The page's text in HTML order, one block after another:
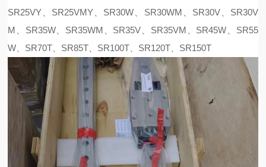
SR25VY、SR25VMY、SR30W、SR30WM、SR30V、SR30V
M、SR35W、SR35WM、SR35V、SR35VM、SR45W、SR55
W、SR70T、SR85T、SR100T、SR120T、SR150T